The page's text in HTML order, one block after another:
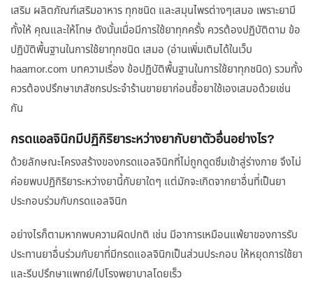
เสริม ผลิตภัณฑ์เสริมอาหาร ทุกชนิด และสมุนไพรต่างๆเสมอ เพราะยามี
ทั้งให้ คุณและให้โทษ ดังนั้นเมื่อมีการใช้ยาทุกครั้ง ควรต้องปฏิบัติตาม ข้อ
ปฏิบัติพื้นฐานในการใช้ยาทุกชนิด เสมอ (อ่านเพิ่มเติมได้ในเว็บ
haamor.com บทความเรื่อง ข้อปฏิบัติพื้นฐานในการใช้ยาทุกชนิด) รวมทั้ง
ควรต้องปรึกษาเภสัชกรประจำร้านขายยาก่อนซื้อยาใช้เองเสมอด้วยเช่น
กัน
กรดแอลจินิกมีปฏิกิริยาระหว่างยากับยาตัวอื่นอย่างไร?
ด้วยลักษณะโครงสร้างของกรดแอลจินิกที่ไม่ถูกดูดซึมเข้าสู่ร่างกาย จึงไม่
ค่อยพบปฏิกิริยาระหว่างยานี้กับยาใดๆ แต่มักจะเกิดจากยาอื่นที่เป็นยา
ประกอบร่วมกับกรดแอลจินิก
อย่างไรก็ตามหากพบความผิดปกติ เช่น มีอาการเหมือนแพ้ยาของการรับ
ประทานยาอื่นร่วมกับยาที่มีกรดแอลจินิกเป็นส่วนประกอบ ให้หยุดการใช้ยา
และรีบปรึกษาแพทย์/ไปโรงพยาบาลโดยเร็ว